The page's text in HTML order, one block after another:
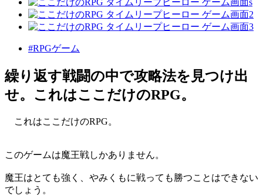
#RPGゲーム
繰り返す戦闘の中で攻略法を見つけ出
せ。これはここだけのRPG。
これはここだけのRPG。
このゲームは魔王戦しかありません。
魔王はとても強く、やみくもに戦っても勝つことはできない
でしょう。